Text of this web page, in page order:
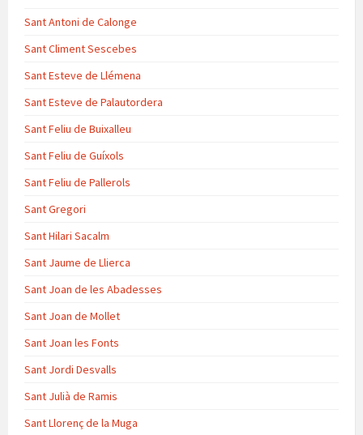
Sant Antoni de Calonge
Sant Climent Sescebes
Sant Esteve de Llémena
Sant Esteve de Palautordera
Sant Feliu de Buixalleu
Sant Feliu de Guíxols
Sant Feliu de Pallerols
Sant Gregori
Sant Hilari Sacalm
Sant Jaume de Llierca
Sant Joan de les Abadesses
Sant Joan de Mollet
Sant Joan les Fonts
Sant Jordi Desvalls
Sant Julià de Ramis
Sant Llorenç de la Muga